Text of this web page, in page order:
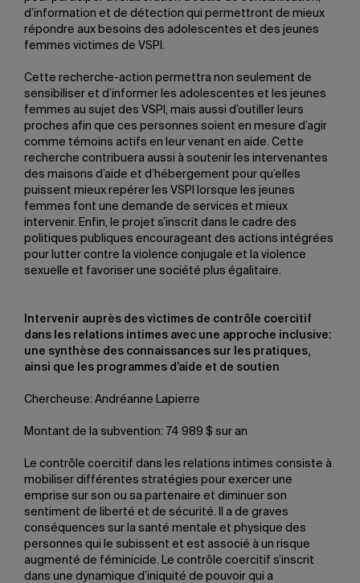
d’information et de détection qui permettront de mieux
répondre aux besoins des adolescentes et des jeunes
femmes victimes de VSPI.
Cette recherche-action permettra non seulement de
sensibiliser et d’informer les adolescentes et les jeunes
femmes au sujet des VSPI, mais aussi d’outiller leurs
proches afin que ces personnes soient en mesure d’agir
comme témoins actifs en leur venant en aide. Cette
recherche contribuera aussi à soutenir les intervenantes
des maisons d’aide et d’hébergement pour qu’elles
puissent mieux repérer les VSPI lorsque les jeunes
femmes font une demande de services et mieux
intervenir. Enfin, le projet s’inscrit dans le cadre des
politiques publiques encourageant des actions intégrées
pour lutter contre la violence conjugale et la violence
sexuelle et favoriser une société plus égalitaire.
Intervenir auprès des victimes de contrôle coercitif
dans les relations intimes avec une approche inclusive:
une synthèse des connaissances sur les pratiques,
ainsi que les programmes d’aide et de soutien
Chercheuse: Andréanne Lapierre
Montant de la subvention: 74 989 $ sur an
Le contrôle coercitif dans les relations intimes consiste à
mobiliser différentes stratégies pour exercer une
emprise sur son ou sa partenaire et diminuer son
sentiment de liberté et de sécurité. Il a de graves
conséquences sur la santé mentale et physique des
personnes qui le subissent et est associé à un risque
augmenté de féminicide. Le contrôle coercitif s’inscrit
dans une dynamique d’iniquité de pouvoir qui a